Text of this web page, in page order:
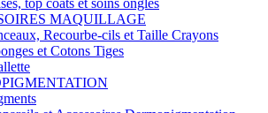
top coats et soins ongles
MAQUILLAGE
Recourbe-cils et Taille Crayons
et Cotons Tiges